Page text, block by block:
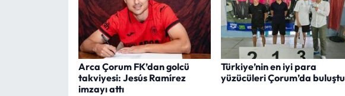
Arca Çorum FK’dan golcü
takviyesi: Jesús Ramírez
imzayı attı
Türkiye’nin en iyi para
yüzücüleri Çorum’da buluştu